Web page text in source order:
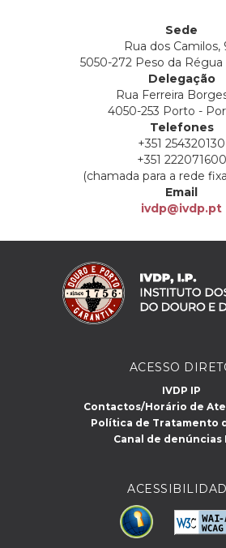
Sede
Rua dos Camilos,
5050-272 Peso da Régua
Delegação
Rua Ferreira
4050-253 Porto -
Telefones
+351 254320130
+351 222071600
(chamada para a rede
Email
ivdp@ivdp.pt
ACESSO
IVDP IP
Contactos/Horário de
Política de Tratamento
Canal de denúncias